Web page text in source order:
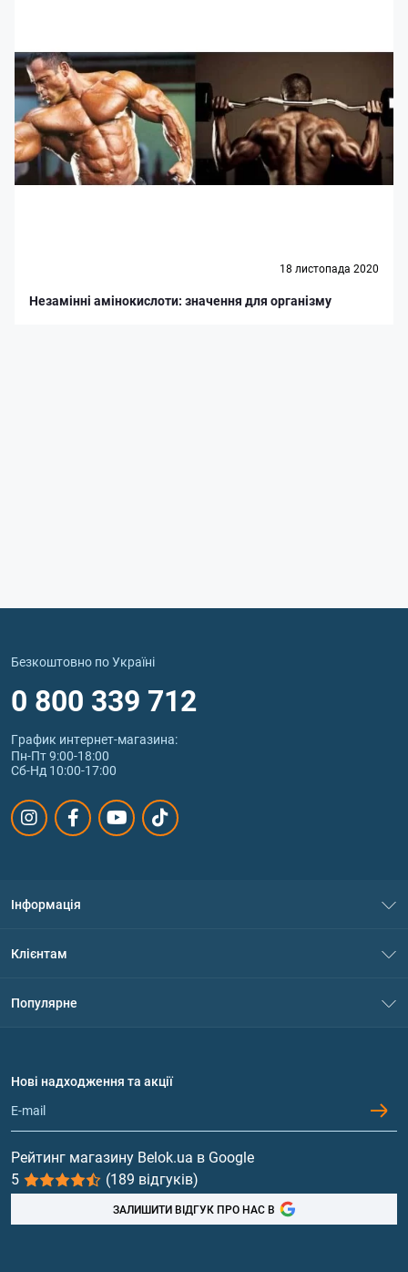
18 листопада 2020
Незамінні амінокислоти: значення для організму
Безкоштовно по Україні
0 800 339 712
График интернет‑магазина:
Пн-Пт 9:00-18:00
Сб-Нд 10:00-17:00
Інформація
Політика конфіденційності
Обмін та повернення
Клієнтам
Популярне
Протеїн
Гейнери
Вітаміни та мінерали
Риб'ячий жир, жирні кислоти
Нові надходження та акції
Рейтинг магазину Belok.ua в Google
5
(189 відгуків)
ЗАЛИШИТИ ВІДГУК ПРО НАС В